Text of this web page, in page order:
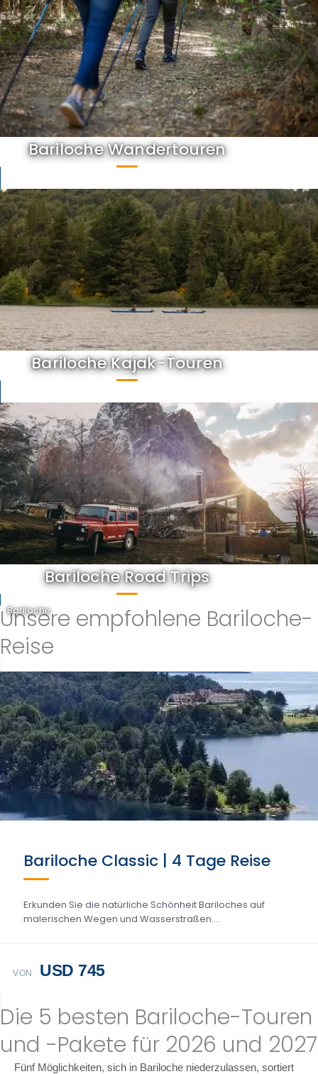
Bariloche Wandertouren
Bariloche Kajak-Touren
Bariloche Road Trips
Unsere empfohlene Bariloche-
Reise
Bariloche
Bariloche Classic | 4 Tage Reise
Erkunden Sie die natürliche Schönheit Bariloches auf
malerischen Wegen und Wasserstraßen....
VON USD 745
Die 5 besten Bariloche-Touren
und -Pakete für 2026 und 2027
Fünf Möglichkeiten, sich in Bariloche niederzulassen, sortiert